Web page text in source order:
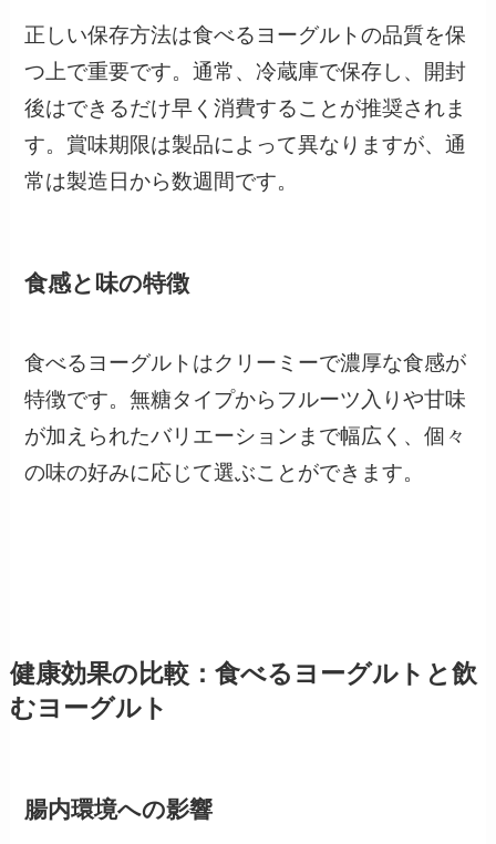
正しい保存方法は食べるヨーグルトの品質を保
つ上で重要です。通常、冷蔵庫で保存し、開封
後はできるだけ早く消費することが推奨されま
す。賞味期限は製品によって異なりますが、通
常は製造日から数週間です。
食感と味の特徴
食べるヨーグルトはクリーミーで濃厚な食感が
特徴です。無糖タイプからフルーツ入りや甘味
が加えられたバリエーションまで幅広く、個々
の味の好みに応じて選ぶことができます。
健康効果の比較：食べるヨーグルトと飲
むヨーグルト
腸内環境への影響